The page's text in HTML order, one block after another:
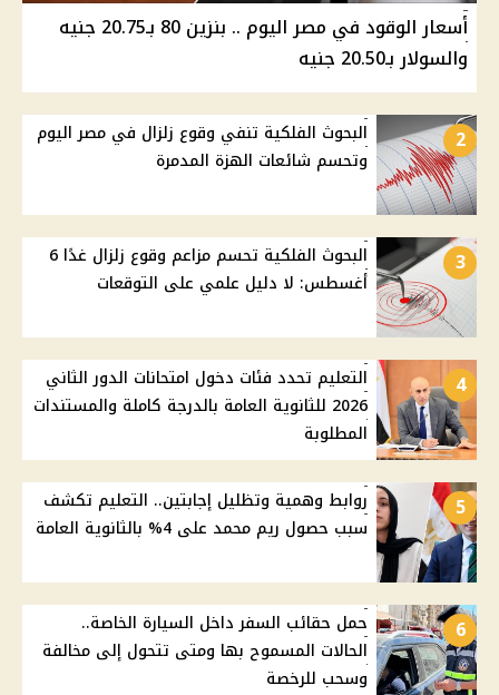
أسعار الوقود في مصر اليوم .. بنزين 80 بـ20.75 جنيه
والسولار بـ20.50 جنيه
2
البحوث الفلكية تنفي وقوع زلزال في مصر اليوم
وتحسم شائعات الهزة المدمرة
3
البحوث الفلكية تحسم مزاعم وقوع زلزال غدًا 6
أغسطس: لا دليل علمي على التوقعات
4
التعليم تحدد فئات دخول امتحانات الدور الثاني
2026 للثانوية العامة بالدرجة كاملة والمستندات
المطلوبة
5
روابط وهمية وتظليل إجابتين.. التعليم تكشف
سبب حصول ريم محمد على 4% بالثانوية العامة
6
حمل حقائب السفر داخل السيارة الخاصة..
الحالات المسموح بها ومتى تتحول إلى مخالفة
وسحب للرخصة